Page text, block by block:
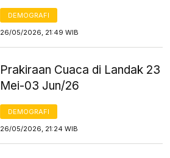
DEMOGRAFI
26/05/2026, 21:49 WIB
Prakiraan Cuaca di Landak 23
Mei-03 Jun/26
DEMOGRAFI
26/05/2026, 21:24 WIB